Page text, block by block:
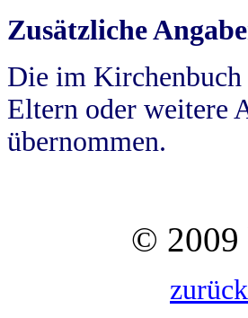
Zusätzliche
Die im Kirchenbuch
Eltern oder weitere
übernommen.
© 2009